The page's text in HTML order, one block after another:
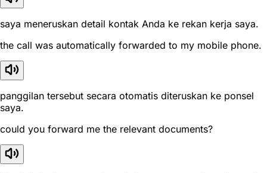
saya meneruskan detail kontak Anda ke rekan kerja saya.
the call was automatically forwarded to my mobile phone.
panggilan tersebut secara otomatis diteruskan ke ponsel
saya.
could you forward me the relevant documents?